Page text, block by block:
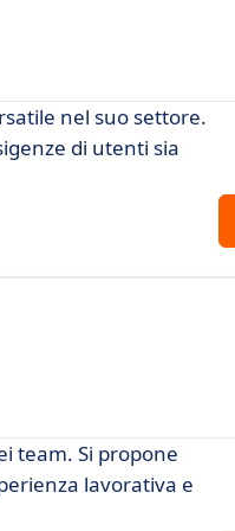
nel suo settore.
di utenti sia
team. Si propone
lavorativa e